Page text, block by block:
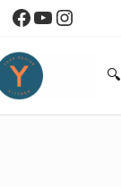
Facebook
YouTube
Design
🔍